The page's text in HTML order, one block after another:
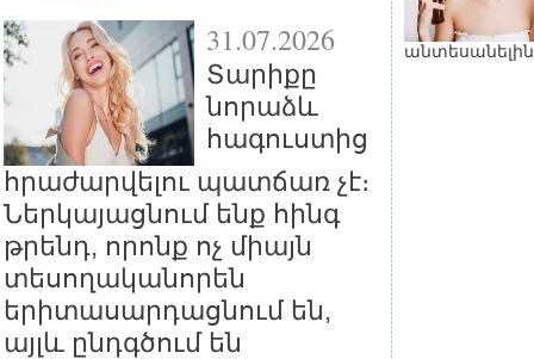
31.07.2026
Տարիքը
նորաձև
հագուստից
հրաժարվելու պատճառ չէ։
Ներկայացնում ենք հինգ
թրենդ, որոնք ոչ միայն
տեսողականորեն
երիտասարդացնում են,
այլև ընդգծում են